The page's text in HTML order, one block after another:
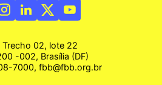
Trecho 02, lote 22
-002, Brasília (DF)
7000, fbb@fbb.org.br